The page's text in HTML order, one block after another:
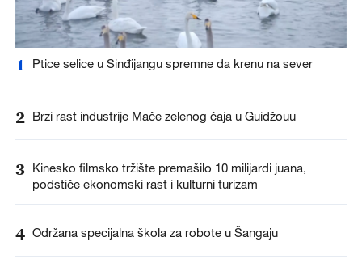
1 Ptice selice u Sinđijangu spremne da krenu na sever
2 Brzi rast industrije Mače zelenog čaja u Guidžouu
3 Kinesko filmsko tržište premašilo 10 milijardi juana,
podstiče ekonomski rast i kulturni turizam
4 Održana specijalna škola za robote u Šangaju